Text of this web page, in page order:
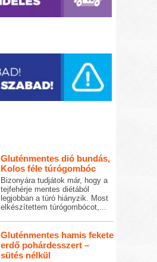
Gluténmentes dió bundás,
Kolos féle túrógombóc
Bizonyára tudjátok már, hogy a
tejfehérje mentes diétából
legjobban a túró hiányzik. Most
elkészítettem túrógombócot,...
Gluténmentes hamis fekete
erdő pohárdesszert –
sütés nélkül